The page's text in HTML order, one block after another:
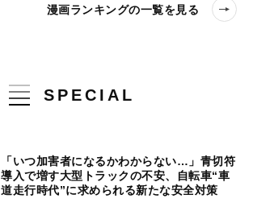
漫画ランキングの一覧を見る
SPECIAL
「いつ加害者になるかわからない…」青切符
導入で増す大型トラックの不安、自転車“車
道走行時代”に求められる新たな安全対策